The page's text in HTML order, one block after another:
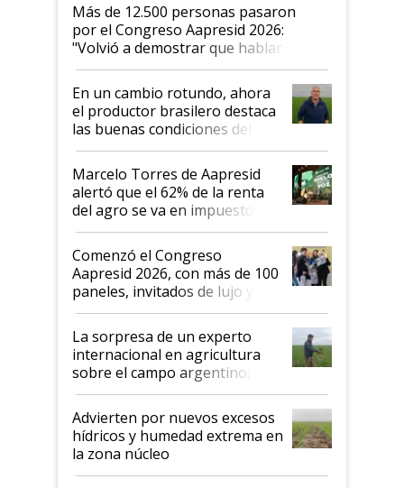
Más de 12.500 personas pasaron
por el Congreso Aapresid 2026:
"Volvió a demostrar que hablar del
suelo es hablar de todo el sistema
productivo"
En un cambio rotundo, ahora
el productor brasilero destaca
las buenas condiciones del
agro argentino para invertir:
"Los veo más motivados"
Marcelo Torres de Aapresid
alertó que el 62% de la renta
del agro se va en impuestos:
"No es bueno que en
Argentina se sigan discutiendo
las mismas cosas de hace 50
años"
Comenzó el Congreso
Aapresid 2026, con más de 100
paneles, invitados de lujo y
todas las tendencias
La sorpresa de un experto
internacional en agricultura
sobre el campo argentino:
"Estoy muy impresionado"
Advierten por nuevos excesos
hídricos y humedad extrema en
la zona núcleo